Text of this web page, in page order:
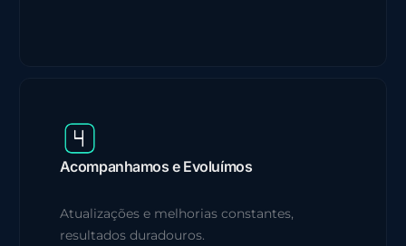
Acompanhamos e Evoluímos
Atualizações e melhorias constantes,
resultados duradouros.